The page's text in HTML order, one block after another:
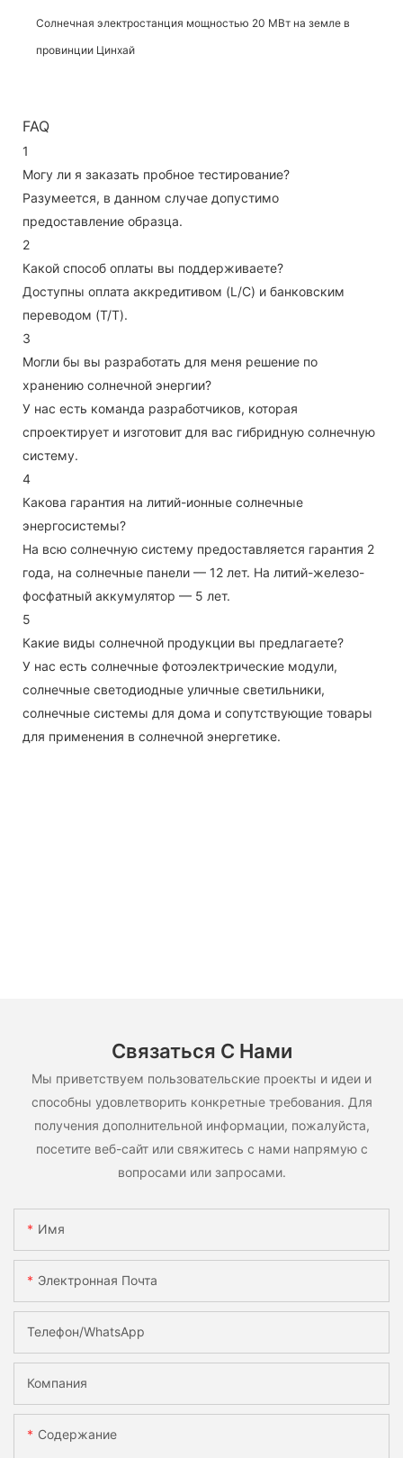
Солнечная электростанция мощностью 20 МВт на земле в
провинции Цинхай
FAQ
1
Могу ли я заказать пробное тестирование?
Разумеется, в данном случае допустимо
предоставление образца.
2
Какой способ оплаты вы поддерживаете?
Доступны оплата аккредитивом (L/C) и банковским
переводом (T/T).
3
Могли бы вы разработать для меня решение по
хранению солнечной энергии?
У нас есть команда разработчиков, которая
спроектирует и изготовит для вас гибридную солнечную
систему.
4
Какова гарантия на литий-ионные солнечные
энергосистемы?
На всю солнечную систему предоставляется гарантия 2
года, на солнечные панели — 12 лет. На литий-железо-
фосфатный аккумулятор — 5 лет.
5
Какие виды солнечной продукции вы предлагаете?
У нас есть солнечные фотоэлектрические модули,
солнечные светодиодные уличные светильники,
солнечные системы для дома и сопутствующие товары
для применения в солнечной энергетике.
Связаться С Нами
Мы приветствуем пользовательские проекты и идеи и
способны удовлетворить конкретные требования. Для
получения дополнительной информации, пожалуйста,
посетите веб-сайт или свяжитесь с нами напрямую с
вопросами или запросами.
Имя
Электронная Почта
Телефон/WhatsApp
Компания
Содержание